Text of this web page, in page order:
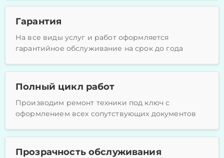
Гарантия
На все виды услуг и работ оформляется
гарантийное обслуживание на срок до года
Полный цикл работ
Производим ремонт техники под ключ с
оформлением всех сопутствующих документов
Прозрачность обслуживания